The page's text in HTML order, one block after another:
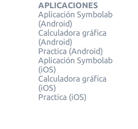
APLICACIONES
Aplicación Symbolab
(Android)
Calculadora gráfica
(Android)
Practica (Android)
Aplicación Symbolab
(iOS)
Calculadora gráfica
(iOS)
Practica (iOS)